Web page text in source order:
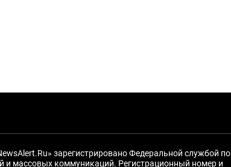
зарегистрировано Федеральной службой по
и массовых коммуникаций. Регистрационный номер и